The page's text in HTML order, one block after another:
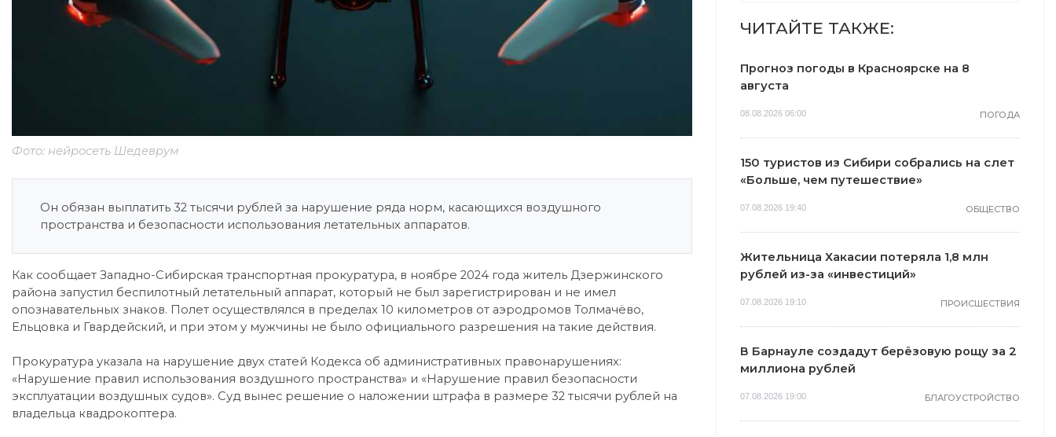
Фото: нейросеть Шедеврум
Он обязан выплатить 32 тысячи рублей за нарушение ряда норм, касающихся воздушного
пространства и безопасности использования летательных аппаратов.
Как сообщает Западно-Сибирская транспортная прокуратура, в ноябре 2024 года житель Дзержинского
района запустил беспилотный летательный аппарат, который не был зарегистрирован и не имел
опознавательных знаков. Полет осуществлялся в пределах 10 километров от аэродромов Толмачёво,
Ельцовка и Гвардейский, и при этом у мужчины не было официального разрешения на такие действия.
Прокуратура указала на нарушение двух статей Кодекса об административных правонарушениях:
«Нарушение правил использования воздушного пространства» и «Нарушение правил безопасности
эксплуатации воздушных судов». Суд вынес решение о наложении штрафа в размере 32 тысячи рублей на
владельца квадрокоптера.
ЧИТАЙТЕ ТАКЖЕ:
Прогноз погоды в Красноярске на 8
августа
08.08.2026 06:00 ПОГОДА
150 туристов из Сибири собрались на слет
«Больше, чем путешествие»
07.08.2026 19:40 ОБЩЕСТВО
Жительница Хакасии потеряла 1,8 млн
рублей из-за «инвестиций»
07.08.2026 19:10 ПРОИСШЕСТВИЯ
В Барнауле создадут берёзовую рощу за 2
миллиона рублей
07.08.2026 19:00 БЛАГОУСТРОЙСТВО